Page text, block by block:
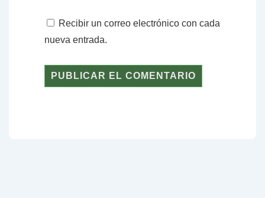
Recibir un correo electrónico con cada
nueva entrada.